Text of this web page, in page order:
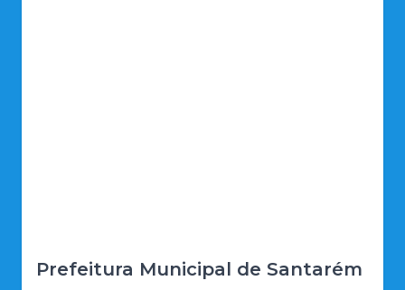
Prefeitura Municipal de Santarém